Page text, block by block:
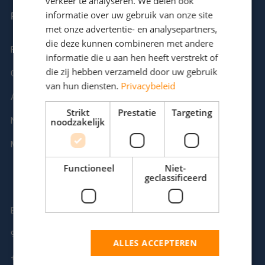
RENTALPUMPS
Flenstabellen
Calculator
Algemene voorwaarden
Nieuws
Meest gezocht
Kerkeplaat 2W
3313LC Dordrecht
info@rentalpumps.nl
Bosveld 16
9200 Dendermonde
+32 52 203131
ENGLISH
informatie over uw gebruik van onze site
met onze advertentie- en analysepartners,
die deze kunnen combineren met andere
informatie die u aan hen heeft verstrekt of
die zij hebben verzameld door uw gebruik
van hun diensten. Privacybeleid
Strikt
noodzakelijk
Prestatie Targeting
Functioneel
Niet-
geclassificeerd
ALLES ACCEPTEREN